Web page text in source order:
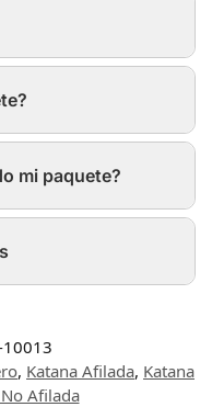
mi paquete?
10013
, Katana Afilada, Katana
Afilada